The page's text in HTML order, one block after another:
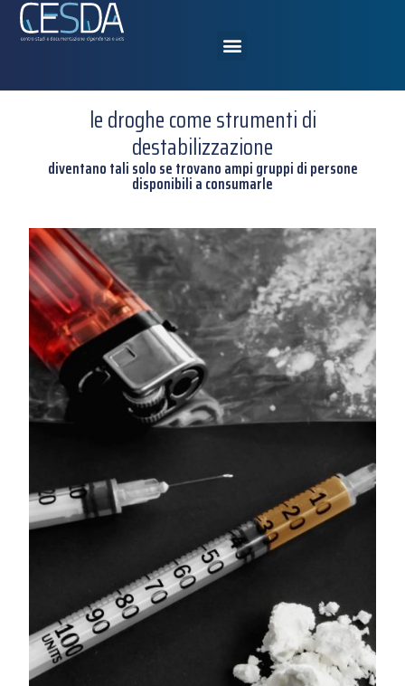
le droghe come strumenti di
destabilizzazione
diventano tali solo se trovano ampi gruppi di persone
disponibili a consumarle